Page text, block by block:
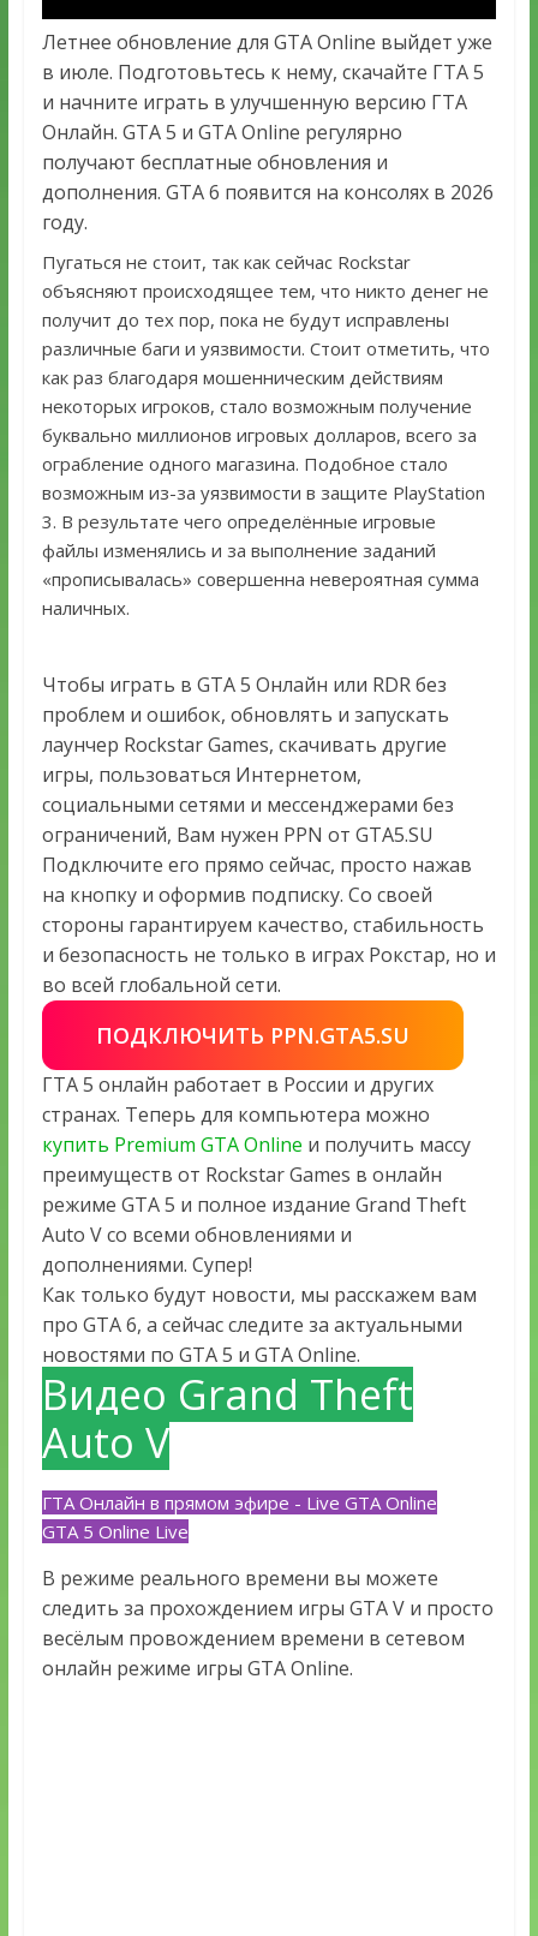
Летнее обновление для GTA Online выйдет уже
в июле. Подготовьтесь к нему, скачайте ГТА 5
и начните играть в улучшенную версию ГТА
Онлайн. GTA 5 и GTA Online регулярно
получают бесплатные обновления и
дополнения. GTA 6 появится на консолях в 2026
году.
Пугаться не стоит, так как сейчас Rockstar
объясняют происходящее тем, что никто денег не
получит до тех пор, пока не будут исправлены
различные баги и уязвимости. Стоит отметить, что
как раз благодаря мошенническим действиям
некоторых игроков, стало возможным получение
буквально миллионов игровых долларов, всего за
ограбление одного магазина. Подобное стало
возможным из-за уязвимости в защите PlayStation
3. В результате чего определённые игровые
файлы изменялись и за выполнение заданий
«прописывалась» совершенна невероятная сумма
наличных.
Чтобы играть в GTA 5 Онлайн или RDR без
проблем и ошибок, обновлять и запускать
лаунчер Rockstar Games, скачивать другие
игры, пользоваться Интернетом,
социальными сетями и мессенджерами без
ограничений, Вам нужен PPN от GTA5.SU
Подключите его прямо сейчас, просто нажав
на кнопку и оформив подписку. Со своей
стороны гарантируем качество, стабильность
и безопасность не только в играх Рокстар, но и
во всей глобальной сети.
ПОДКЛЮЧИТЬ PPN.GTA5.SU
ГТА 5 онлайн работает в России и других
странах. Теперь для компьютера можно
купить Premium GTA Online и получить массу
преимуществ от Rockstar Games в онлайн
режиме GTA 5 и полное издание Grand Theft
Auto V со всеми обновлениями и
дополнениями. Супер!
Как только будут новости, мы расскажем вам
про GTA 6, а сейчас следите за актуальными
новостями по GTA 5 и GTA Online.
Видео Grand Theft
Auto V
ГТА Онлайн в прямом эфире - Live GTA Online
GTA 5 Online Live
В режиме реального времени вы можете
следить за прохождением игры GTA V и просто
весёлым провождением времени в сетевом
онлайн режиме игры GTA Online.